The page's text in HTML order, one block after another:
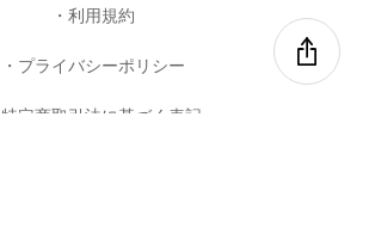
利用規約
プライバシーポリシー
特定商取引法に基づく表記